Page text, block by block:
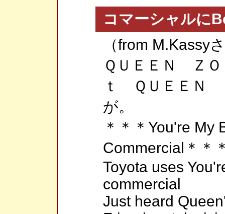
コマーシャルに
（from M.Kassy
ＱＵＥＥＮ Ｚ
ｔ ＱＵＥＥＮ
が。
＊＊＊You're My
Commercial＊＊
Toyota uses
commercial
Just heard